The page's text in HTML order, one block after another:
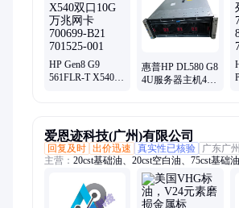
网卡、万兆模块、硬盘架子、扩展背板、共享
HP Gen8 G9
561FLR-T X540双
惠普HP DL580 G8
4U服务器主机4路
爱恩迹科技(广州)有限公司
回复及时 出价迅速 真实性已核验
广东广州
主营： 20cst基础油、20cst空白油、75cst基础油
Elementar05001540、75cst空白油、金属磨损标